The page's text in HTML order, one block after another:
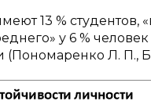
13 % студентов,
у 6 %
(Пономаренко Л. П.,